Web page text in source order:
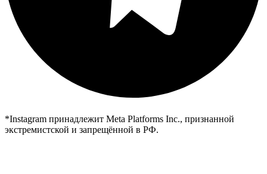
*Instagram принадлежит Meta Platforms Inc., признанной
экстремистской и запрещённой в РФ.